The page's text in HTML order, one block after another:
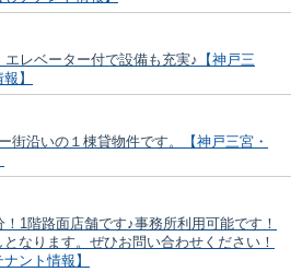
エレベーター付で設備も充実♪ 【神戸三
】
街沿いの１棟貸物件です。
【神戸三宮・
1階路面店舗です♪事務所利用可能です！
なります。ぜひお問い合わせください！
ント情報】